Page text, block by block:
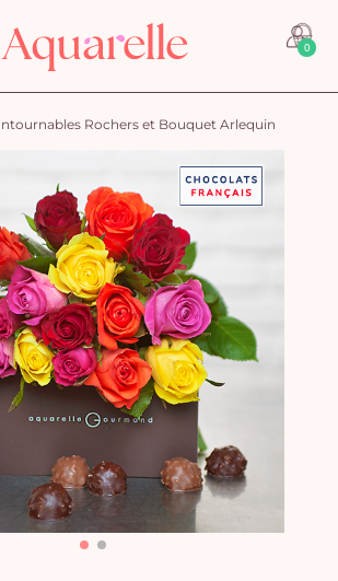
0
Rochers et Bouquet Arlequin